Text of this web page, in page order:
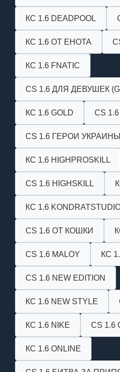
КС 1.6 DEADPOOL
КС 1.6 ОТ ЕНОТА
КС 1.6 FNATIC
CS 1.6 ДЛЯ ДЕВУШЕК
КС 1.6 GOLD CS
CS 1.6 ГЕРОИ УКРАИНЫ
КС 1.6 HIGHPROSKILL
CS 1.6 HIGHSKILL
КС 1.6
CS 1.6 ОТ КОШКИ
CS 1.6 MALOY КС
CS 1.6 NEW EDITION
КС 1.6 NEW STYLE
КС 1.6 NIKE CS
КС 1.6 ONLINE